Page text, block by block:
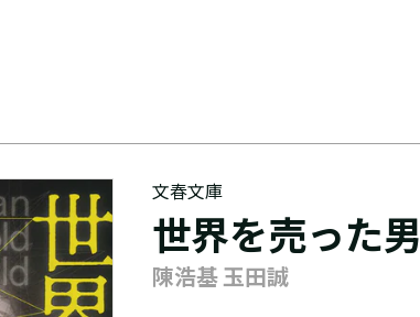
文春文庫
世界を売った男
陳浩基 玉田誠